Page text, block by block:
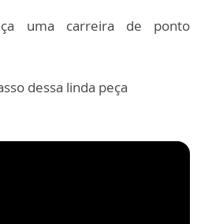
uma carreira de ponto
dessa linda peça